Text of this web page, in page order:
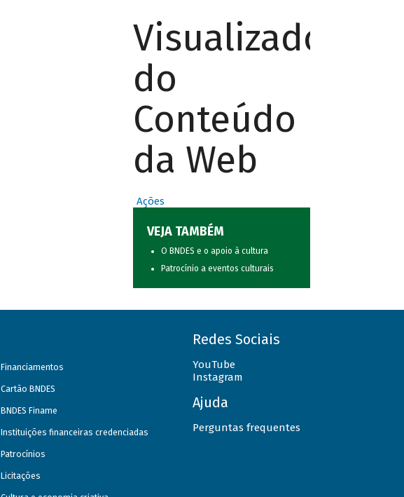
Visualizador
do
Conteúdo
da Web
Ações
VEJA TAMBÉM
O BNDES e o apoio à cultura
Patrocínio a eventos culturais
Financiamentos
Cartão BNDES
BNDES Finame
Instituições financeiras credenciadas
Patrocínios
Licitações
Redes Sociais
YouTube
Instagram
Ajuda
Perguntas frequentes